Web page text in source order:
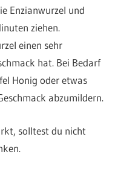
Enzianwurzel und
ziehen.
einen sehr
hat. Bei Bedarf
Honig oder etwas
abzumildern.
solltest du nicht